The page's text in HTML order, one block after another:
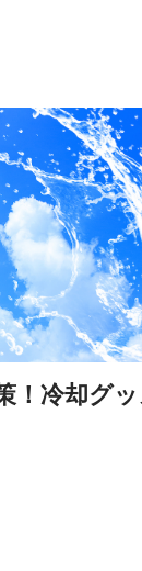
！冷却グ